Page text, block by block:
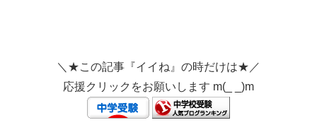
＼★この記事『イイね』の時だけは★／
応援クリックをお願いします m(_ _)m